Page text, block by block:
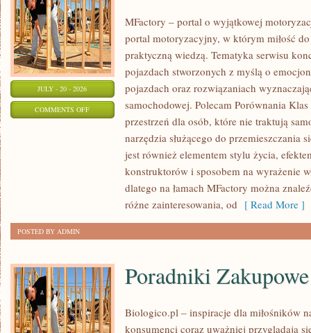
JULY - 20 - 2026
COMMENTS OFFON
PORADNIKI
ZAKUPOWE
MFactory – portal o wyjątkowej
portal motoryzacyjny, w którym miłość
praktyczną wiedzą. Tematyka serwisu
pojazdach stworzonych z myślą o
pojazdach oraz rozwiązaniach
samochodowej. Polecam Porównania
przestrzeń dla osób, które nie traktują
narzędzia służącego do przemieszczania
jest również elementem stylu życia,
konstruktorów i sposobem na wyrażenie
dlatego na łamach MFactory można
różne zainteresowania, od [ Read More ]
POSTED BY ADMIN
Poradniki Zakupowe
Biologico.pl – inspiracje dla miłośników
konsumenci coraz uważniej przyglądają